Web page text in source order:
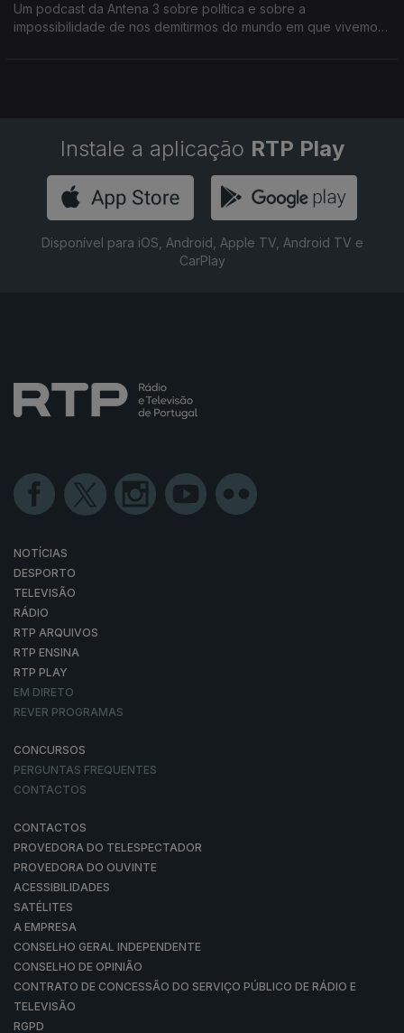
Um podcast da Antena 3 sobre política e sobre a
impossibilidade de nos demitirmos do mundo em que vivemos.
Instale a aplicação RTP Play
Disponível para iOS, Android, Apple TV, Android TV e
CarPlay
NOTÍCIAS
DESPORTO
TELEVISÃO
RÁDIO
RTP ARQUIVOS
RTP ENSINA
RTP PLAY
EM DIRETO
REVER PROGRAMAS
CONCURSOS
PERGUNTAS FREQUENTES
CONTACTOS
CONTACTOS
PROVEDORA DO TELESPECTADOR
PROVEDORA DO OUVINTE
ACESSIBILIDADES
SATÉLITES
A EMPRESA
CONSELHO GERAL INDEPENDENTE
CONSELHO DE OPINIÃO
CONTRATO DE CONCESSÃO DO SERVIÇO PÚBLICO DE RÁDIO E
TELEVISÃO
RGPD